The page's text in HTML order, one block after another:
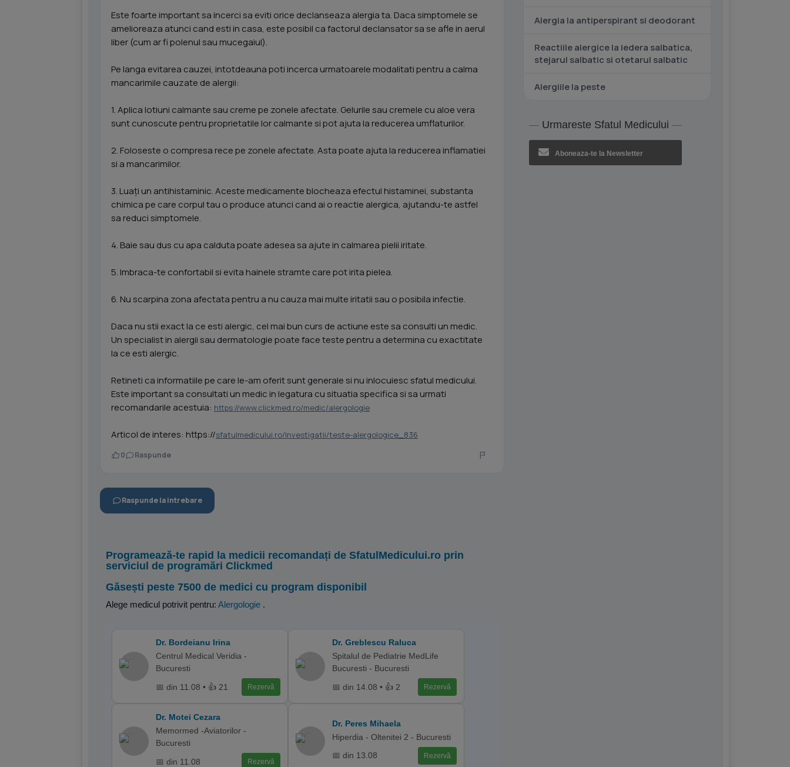
Este foarte important sa incerci sa eviti orice declanseaza alergia ta. Daca simptomele se
amelioreaza atunci cand esti in casa, este posibil ca factorul declansator sa se afle in aerul
liber (cum ar fi polenul sau mucegaiul).
Pe langa evitarea cauzei, intotdeauna poti incerca urmatoarele modalitati pentru a calma
mancarimile cauzate de alergii:
1. Aplica lotiuni calmante sau creme pe zonele afectate. Gelurile sau cremele cu aloe vera
sunt cunoscute pentru proprietatile lor calmante si pot ajuta la reducerea umflaturilor.
2. Foloseste o compresa rece pe zonele afectate. Asta poate ajuta la reducerea inflamatiei
si a mancarimilor.
3. Luați un antihistaminic. Aceste medicamente blocheaza efectul histaminei, substanta
chimica pe care corpul tau o produce atunci cand ai o reactie alergica, ajutandu-te astfel
sa reduci simptomele.
4. Baie sau dus cu apa calduta poate adesea sa ajute in calmarea pielii iritate.
5. Imbraca-te confortabil si evita hainele stramte care pot irita pielea.
6. Nu scarpina zona afectata pentru a nu cauza mai multe iritatii sau o posibila infectie.
Daca nu stii exact la ce esti alergic, cel mai bun curs de actiune este sa consulti un medic.
Un specialist in alergii sau dermatologie poate face teste pentru a determina cu exactitate
la ce esti alergic.
Retineti ca informatiile pe care le-am oferit sunt generale si nu inlocuiesc sfatul medicului.
Este important sa consultati un medic in legatura cu situatia specifica si sa urmati
recomandarile acestuia: https://www.clickmed.ro/medic/alergologie
Articol de interes: https://sfatulmedicului.ro/Investigatii/teste-alergologice_836
0 Raspunde
Raspunde la intrebare
Programează-te rapid la medicii recomandați de SfatulMedicului.ro prin
serviciul de programări Clickmed
Găsești peste 7500 de medici cu program disponibil
Alege medicul potrivit pentru: Alergologie .
Dr. Bordeianu Irina
Centrul Medical Veridia -
Bucuresti
📅 din 11.08 • 👍 21
Rezervă
Dr. Greblescu Raluca
Spitalul de Pediatrie MedLife
Bucuresti - Bucuresti
📅 din 14.08 • 👍 2
Rezervă
Dr. Motei Cezara
Memormed -Aviatorilor -
Bucuresti
📅 din 11.08
Rezervă
Dr. Peres Mihaela
Hiperdia - Oltenitei 2 - Bucuresti
📅 din 13.08
Rezervă
Alergia la antiperspirant si deodorant
Reactiile alergice la iedera salbatica,
stejarul salbatic si otetarul salbatic
Alergiile la peste
Urmareste Sfatul Medicului
Aboneaza-te la Newsletter